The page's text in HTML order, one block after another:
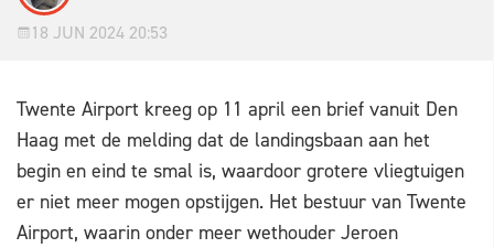
18 JUN 2024 20:53
Twente Airport kreeg op 11 april een brief vanuit Den
Haag met de melding dat de landingsbaan aan het
begin en eind te smal is, waardoor grotere vliegtuigen
er niet meer mogen opstijgen. Het bestuur van Twente
Airport, waarin onder meer wethouder Jeroen